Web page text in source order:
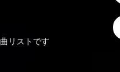
リストです